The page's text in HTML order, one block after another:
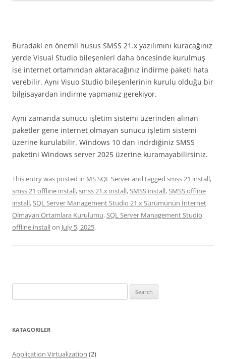
Buradaki en önemli husus SMSS 21.x yazılımını kuracağınız
yerde Visual Studio bileşenleri daha öncesinde kurulmuş
ise internet ortamından aktaracağınız indirme paketi hata
verebilir. Aynı Visuo Studio bileşenlerinin kurulu olduğu bir
bilgisayardan indirme yapmanız gerekiyor.
Aynı zamanda sunucu işletim sistemi üzerinden alınan
paketler gene internet olmayan sunucu işletim sistemi
üzerine kurulabilir. Windows 10 dan indrdiğiniz SMSS
paketini Windows server 2025 üzerine kuramayabilirsiniz.
This entry was posted in MS SQL Serverand tagged smss 21 install,
smss 21 offline install,smss 21.x install,SMSS install,SMSS offline
install,SQL Server Management Studio 21.x Sürümünün İnternet
Olmayan Ortamlara Kurulumu,SQL Server Management Studio
offline installon July 5, 2025.
for:
KATAGORILER
Application Virtualization (2)